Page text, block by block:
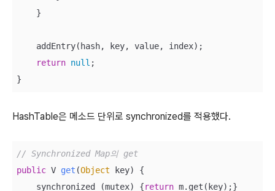
    }
    addEntry(hash, key, value, index);
return null ;
}
HashTable은 메소드 단위로 synchronized를 적용했다.
// Synchronized Map의 get
public V get (Object key)
{
    synchronized (mutex) {
return m.get(key);}